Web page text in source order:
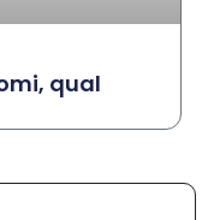
qual